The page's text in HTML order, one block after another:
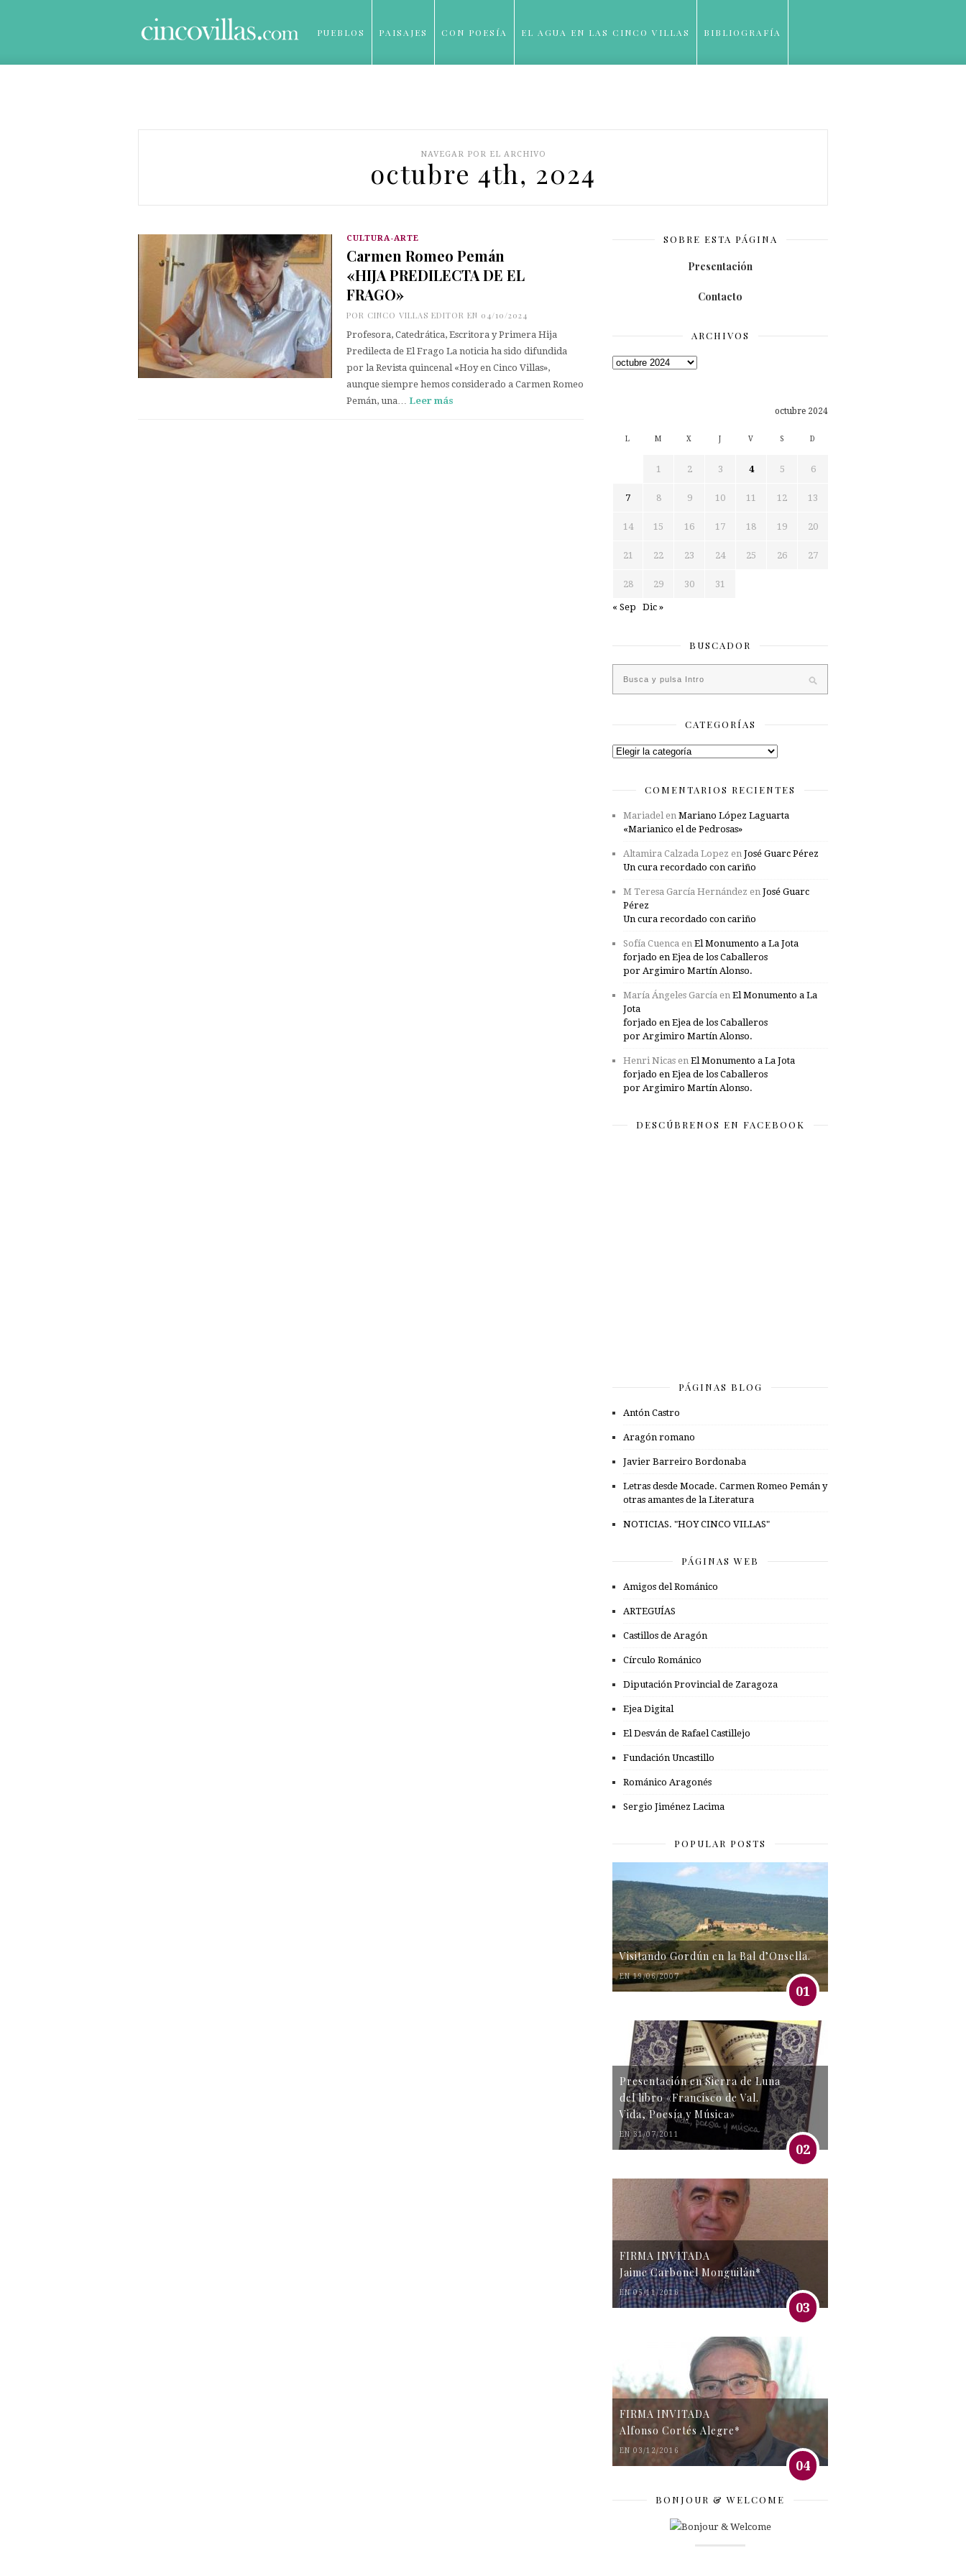
PUEBLOS PAISAJES CON POESÍA EL AGUA EN LAS CINCO VILLAS BIBLIOGRAFÍA
NAVEGAR POR EL ARCHIVO
octubre 4th, 2024
CULTURA-ARTE
Carmen Romeo Pemán
«HIJA PREDILECTA DE EL
FRAGO»
POR CINCO VILLAS EDITOR EN 04/10/2024
Profesora, Catedrática, Escritora y Primera Hija
Predilecta de El Frago La noticia ha sido difundida
por la Revista quincenal «Hoy en Cinco Villas»,
aunque siempre hemos considerado a Carmen Romeo
Pemán, una… Leer más
SOBRE ESTA PÁGINA
Presentación
Contacto
ARCHIVOS
Archivos
octubre 2024
L M X J V S D
1 2 3 4 5 6
7 8 9 10 11 12 13
14 15 16 17 18 19 20
21 22 23 24 25 26 27
28 29 30 31
« Sep Dic »
BUSCADOR
CATEGORÍAS
Categorías
COMENTARIOS RECIENTES
Mariadelen Mariano López Laguarta
«Marianico el de Pedrosas»
Altamira Calzada Lopez en José Guarc Pérez
Un cura recordado con cariño
M Teresa García Hernández en José Guarc
Pérez
Un cura recordado con cariño
Sofía Cuenca en El Monumento a La Jota
forjado en Ejea de los Caballeros
por Argimiro Martín Alonso.
María Ángeles García en El Monumento a La
Jota
forjado en Ejea de los Caballeros
por Argimiro Martín Alonso.
Henri Nicas en El Monumento a La Jota
forjado en Ejea de los Caballeros
por Argimiro Martín Alonso.
DESCÚBRENOS EN FACEBOOK
PÁGINAS BLOG
Antón Castro
Aragón romano
Javier Barreiro Bordonaba
Letras desde Mocade. Carmen Romeo Pemán y
otras amantes de la Literatura
NOTICIAS. "HOY CINCO VILLAS"
PÁGINAS WEB
Amigos del Románico
ARTEGUÍAS
Castillos de Aragón
Círculo Románico
Diputación Provincial de Zaragoza
Ejea Digital
El Desván de Rafael Castillejo
Fundación Uncastillo
Románico Aragonés
Sergio Jiménez Lacima
POPULAR POSTS
Visitando Gordún en la Bal d’Onsella.
EN 19/06/2007
01
Presentación en Sierra de Luna
del libro «Francisco de Val.
Vida, Poesía y Música»
EN 31/07/2011
02
FIRMA INVITADA
Jaime Carbonel Monguilán*
EN 05/11/2016
03
FIRMA INVITADA
Alfonso Cortés Alegre*
EN 03/12/2016
04
BONJOUR & WELCOME